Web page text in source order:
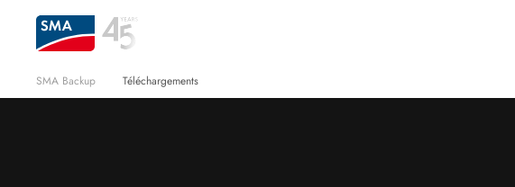
SMA Backup Téléchargements